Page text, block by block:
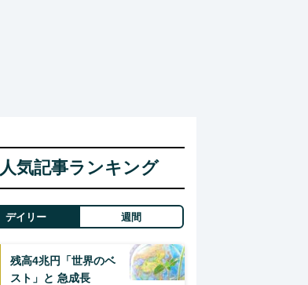
人気記事ランキング
デイリー 週間
残高4兆円「世界のベ
スト」と 急成長